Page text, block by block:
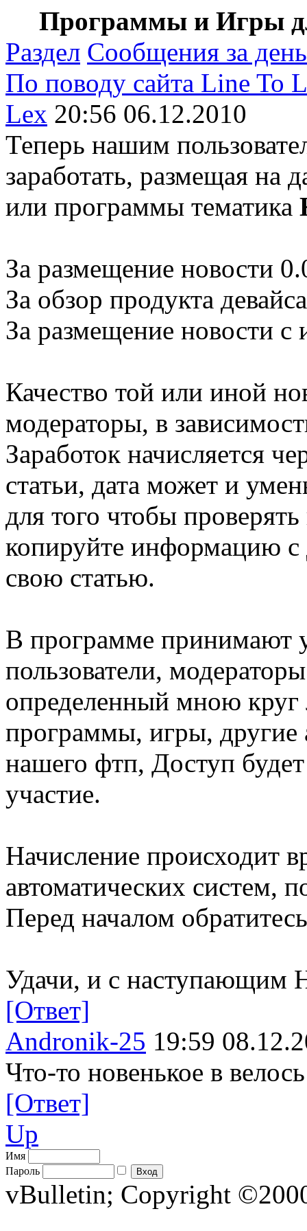
Программы и Игры
Раздел Сообщения за день
По поводу сайта Line To
Lex 20:56 06.12.2010
Теперь нашим
заработать, размещая на
или программы тематика
За размещение новости
За обзор продукта
За размещение новости
Качество той или иной
модераторы, в
Заработок начисляется
статьи, дата может и
для того чтобы
копируйте информацию с
свою статью.
В программе принимают
пользователи,
определенный мною
программы, игры, другие
нашего фтп, Доступ
участие.
Начисление происходит
автоматических систем,
Перед началом
Удачи, и с наступающим
[Ответ]
Andronik-25 19:59
Что-то новенькое в
[Ответ]
Up
Имя
Пароль
vBulletin; Copyright